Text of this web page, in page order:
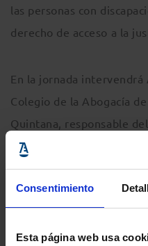
Consentimiento
Esta página web usa
las personas con
derecho de acceso a la
En la jornada intervendrá
Colegio de la Abogacía
Quintana, responsable
justicia de Plena
experto por experiencia.
INSCRÍBETE A LA